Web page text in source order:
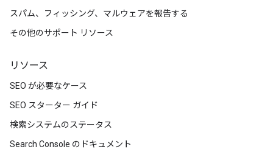
スパム、フィッシング、マルウェアを報告する
その他のサポート リソース
リソース
SEO が必要なケース
SEO スターター ガイド
検索システムのステータス
Search Console のドキュメント